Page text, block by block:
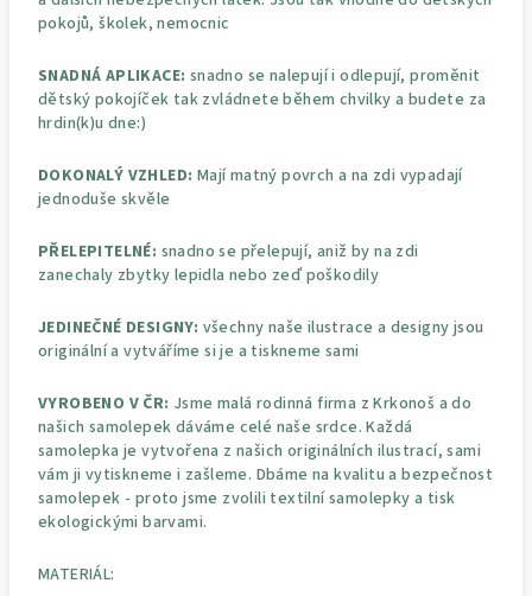
pokojů, školek, nemocnic
SNADNÁ APLIKACE: snadno se nalepují i odlepují, proměnit
dětský pokojíček tak zvládnete během chvilky a budete za
hrdin(k)u dne:)
DOKONALÝ VZHLED: Mají matný povrch a na zdi vypadají
jednoduše skvěle
PŘELEPITELNÉ: snadno se přelepují, aniž by na zdi
zanechaly zbytky lepidla nebo zeď poškodily
JEDINEČNÉ DESIGNY: všechny naše ilustrace a designy jsou
originální a vytváříme si je a tiskneme sami
VYROBENO V ČR: Jsme malá rodinná firma z Krkonoš a do
našich samolepek dáváme celé naše srdce. Každá
samolepka je vytvořena z našich originálních ilustrací, sami
vám ji vytiskneme i zašleme. Dbáme na kvalitu a bezpečnost
samolepek - proto jsme zvolili textilní samolepky a tisk
ekologickými barvami.
MATERIÁL: